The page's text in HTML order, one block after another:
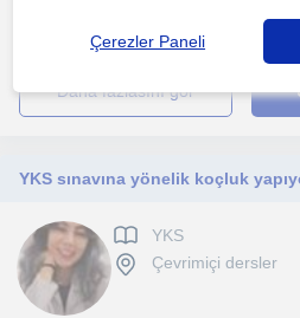
sürecindeki başarımı ve edindiğim
daha fazlasını gör
YKS sınavına yönelik koçluk
YKS
Çevrimiçi dersler
Çerezler Paneli